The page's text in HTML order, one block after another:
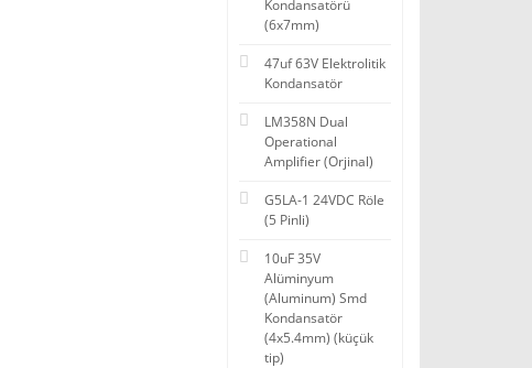
Kondansatörü
(6x7mm)
47uf 63V Elektrolitik
Kondansatör
LM358N Dual
Operational
Amplifier (Orjinal)
G5LA-1 24VDC Röle
(5 Pinli)
10uF 35V
Alüminyum
(Aluminum) Smd
Kondansatör
(4x5.4mm) (küçük
tip)